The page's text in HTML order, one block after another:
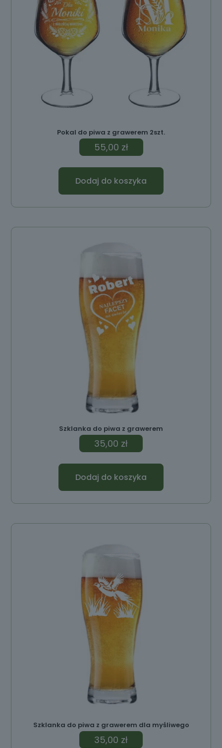
Pokal do piwa z grawerem 2szt.
55,00 zł
Dodaj do koszyka
Szklanka do piwa z grawerem
35,00 zł
Dodaj do koszyka
Szklanka do piwa z grawerem dla myśliwego
35,00 zł